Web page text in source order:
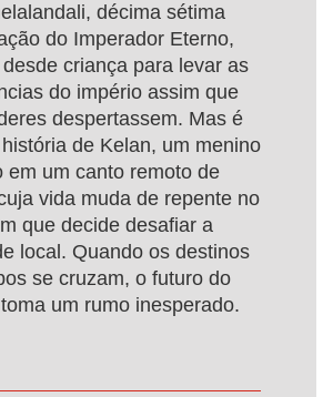
décima sétima
do Imperador Eterno,
criança para levar as
do império assim que
despertassem. Mas é
de Kelan, um menino
em um canto remoto de
vida muda de repente no
que decide desafiar a
local. Quando os destinos
se cruzam, o futuro do
um rumo inesperado.